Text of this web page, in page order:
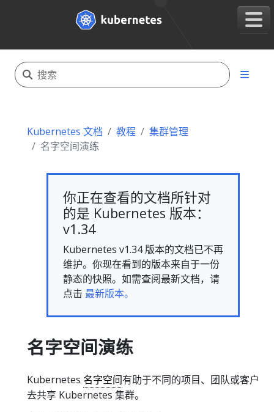
Kubernetes 文档 教程
集群管理
名字空间演练
你正在查看的文档所针对
的是 Kubernetes 版本：
v1.34
Kubernetes v1.34 版本的文档已不再
维护。你现在看到的版本来自于一份
静态的快照。如需查阅最新文档，请
点击 最新版本。
名字空间演练
Kubernetes 名字空间有助于不同的项目、团队或客户
去共享 Kubernetes 集群。